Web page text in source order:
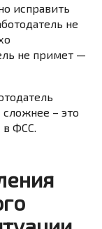
исправить
не
не примет —
– это
в ФСС.